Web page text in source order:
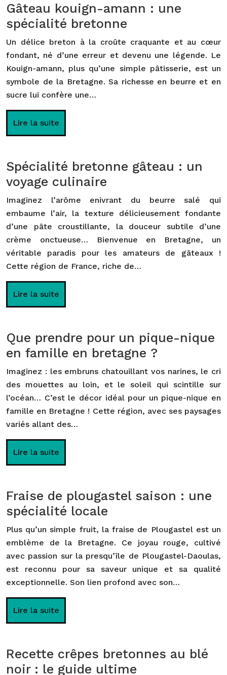
Gâteau kouign-amann : une
spécialité bretonne
Un délice breton à la croûte craquante et au cœur
fondant, né d’une erreur et devenu une légende. Le
Kouign-amann, plus qu’une simple pâtisserie, est un
symbole de la Bretagne. Sa richesse en beurre et en
sucre lui confère une…
Lire la suite
Spécialité bretonne gâteau : un
voyage culinaire
Imaginez l’arôme enivrant du beurre salé qui
embaume l’air, la texture délicieusement fondante
d’une pâte croustillante, la douceur subtile d’une
crème onctueuse… Bienvenue en Bretagne, un
véritable paradis pour les amateurs de gâteaux !
Cette région de France, riche de…
Lire la suite
Que prendre pour un pique-nique
en famille en bretagne ?
Imaginez : les embruns chatouillant vos narines, le cri
des mouettes au loin, et le soleil qui scintille sur
l’océan… C’est le décor idéal pour un pique-nique en
famille en Bretagne ! Cette région, avec ses paysages
variés allant des…
Lire la suite
Fraise de plougastel saison : une
spécialité locale
Plus qu’un simple fruit, la fraise de Plougastel est un
emblème de la Bretagne. Ce joyau rouge, cultivé
avec passion sur la presqu’île de Plougastel-Daoulas,
est reconnu pour sa saveur unique et sa qualité
exceptionnelle. Son lien profond avec son…
Lire la suite
Recette crêpes bretonnes au blé
noir : le guide ultime